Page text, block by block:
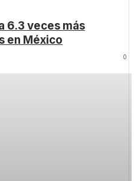
6.3 veces más
en México
0